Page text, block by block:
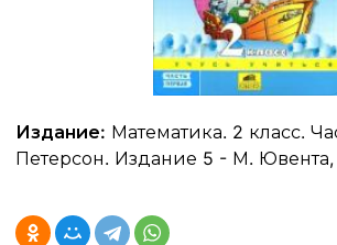
Издание: Математика. 2 класс.
Петерсон. Издание 5 - М. Ювента,